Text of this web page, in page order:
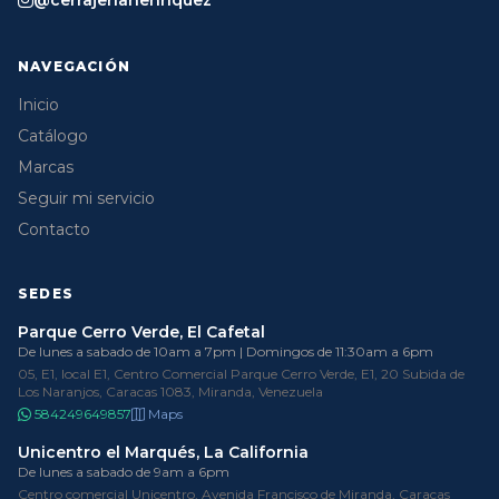
NAVEGACIÓN
Inicio
Catálogo
Marcas
Seguir mi servicio
Contacto
SEDES
Parque Cerro Verde, El Cafetal
De lunes a sabado de 10am a 7pm | Domingos de 11:30am a 6pm
05, E1, local E1, Centro Comercial Parque Cerro Verde, E1, 20 Subida de
Los Naranjos, Caracas 1083, Miranda, Venezuela
584249649857
Maps
Unicentro el Marqués, La California
De lunes a sabado de 9am a 6pm
Centro comercial Unicentro, Avenida Francisco de Miranda, Caracas